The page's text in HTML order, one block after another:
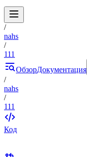
/
nahs
/
111
ОбзорДокументация
/
nahs
/
111
Код